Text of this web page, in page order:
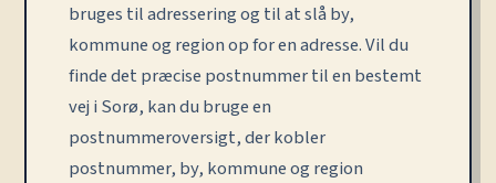
bruges til adressering og til at slå by,
kommune og region op for en adresse. Vil du
finde det præcise postnummer til en bestemt
vej i Sorø, kan du bruge en
postnummeroversigt, der kobler
postnummer, by, kommune og region